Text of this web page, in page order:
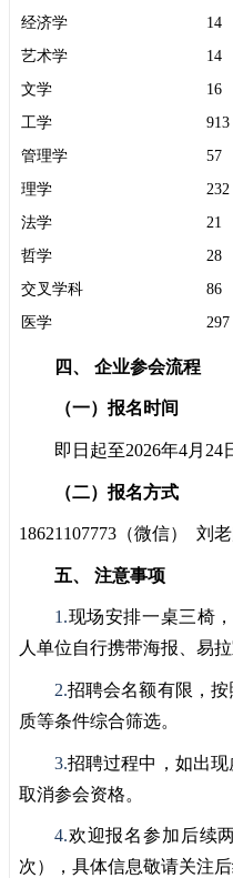
经济学
14
艺术学
14
文学
16
工学
913
管理学
57
理学
232
法学
21
哲学
28
交叉学科
86
医学
297
四、 企业参会流程
（一）报名时间
即日起至2026年4月24
（二）报名方式
18621107773（微信） 刘
五、 注意事项
1.现场安排一桌三椅
人单位自行携带海报、易拉
2.招聘会名额有限，
质等条件综合筛选。
3.招聘过程中，如出
取消参会资格。
4.欢迎报名参加后续
次），具体信息敬请关注后